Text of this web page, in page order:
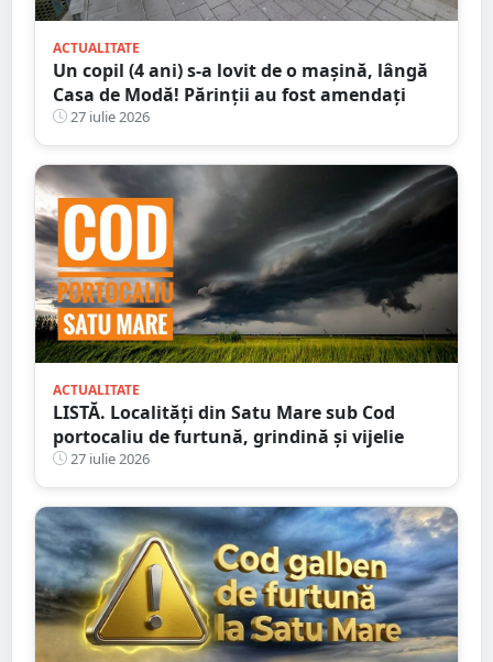
ACTUALITATE
Un copil (4 ani) s-a lovit de o mașină, lângă
Casa de Modă! Părinții au fost amendați
27 iulie 2026
ACTUALITATE
LISTĂ. Localități din Satu Mare sub Cod
portocaliu de furtună, grindină și vijelie
27 iulie 2026